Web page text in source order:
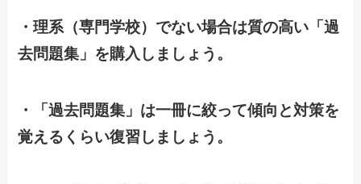
・理系（専門学校）でない場合は質の高い「過
去問題集」を購入しましょう。
・「過去問題集」は一冊に絞って傾向と対策を
覚えるくらい復習しましょう。